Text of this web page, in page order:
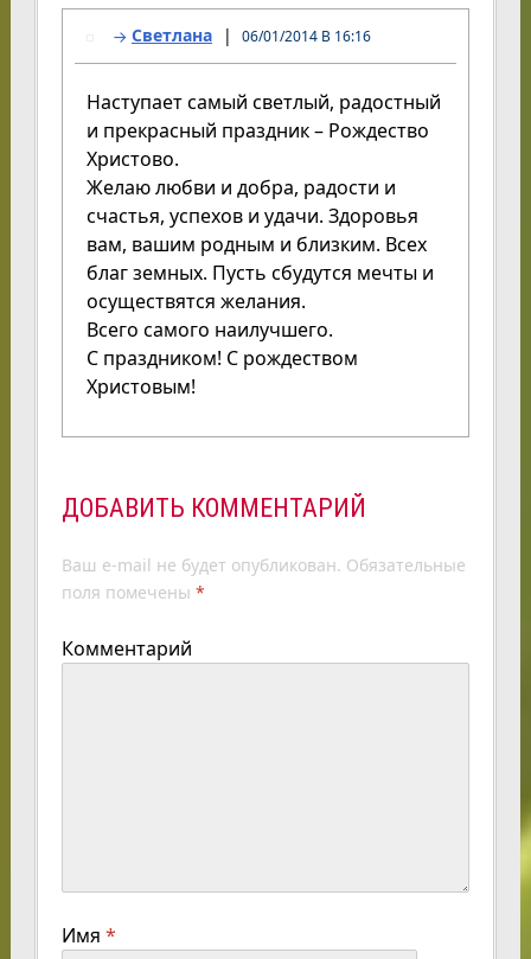
Светлана 06/01/2014 В 16:16
Наступает самый светлый, радостный
и прекрасный праздник – Рождество
Христово.
Желаю любви и добра, радости и
счастья, успехов и удачи. Здоровья
вам, вашим родным и близким. Всех
благ земных. Пусть сбудутся мечты и
осуществятся желания.
Всего самого наилучшего.
С праздником! С рождеством
Христовым!
ДОБАВИТЬ КОММЕНТАРИЙ
Ваш e-mail не будет опубликован. Обязательные
поля помечены *
Комментарий
Имя *